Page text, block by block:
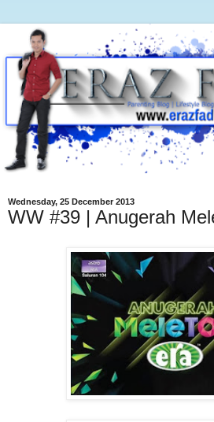
Wednesday, 25 December 2013
WW #39 | Anugerah